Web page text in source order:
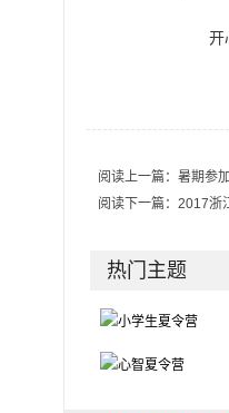
开
阅读上一篇： 暑期参
阅读下一篇： 2017浙
热门主题